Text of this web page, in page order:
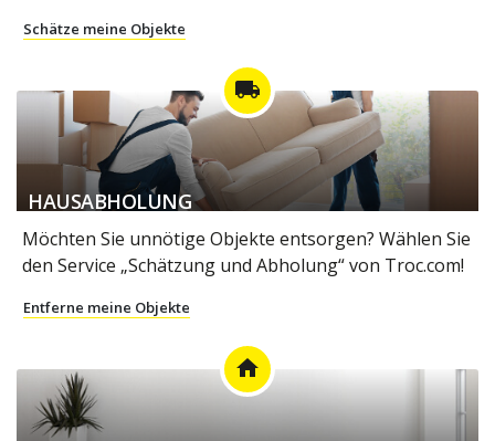
Schätze meine Objekte
local_shipping
HAUSABHOLUNG
Möchten Sie unnötige Objekte entsorgen? Wählen Sie
den Service „Schätzung und Abholung“ von Troc.com!
Entferne meine Objekte
home